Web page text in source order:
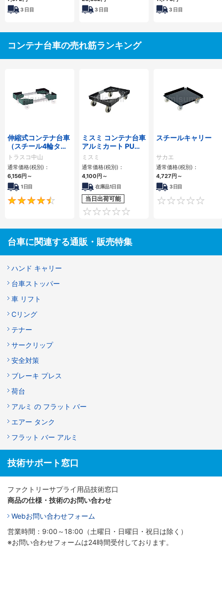
3 日目 3 日目 3 日目
コンテナ台車の売れ筋ランキング
伸縮式コンテナ台車
（スチール4輪タイ
プ）
トラスコ中山
通常価格(税別)：
6,156円 ～
1日目
4.7
ミスミ コンテナ台車
アルミカート PUキ
ャスター
ミスミ
通常価格(税別)：
4,100円 ～
在庫品1日目
当日出荷可能
スチールキャリー
サカエ
通常価格(税別)：
4,727円 ～
3日目
台車に関連する通販・販売特集
ハンド キャリー
台車ストッパー
車 リフト
Cリング
テナー
サークリップ
安全対策
ブレーキ プレス
荷台
アルミ の フラット バー
エアー タンク
フラット バー アルミ
技術サポート窓口
ファクトリーサプライ用品技術窓口
商品の仕様・技術のお問い合わせ
Webお問い合わせフォーム
営業時間：9:00～18:00（土曜日・日曜日・祝日は除く）
※お問い合わせフォームは24時間受付しております。